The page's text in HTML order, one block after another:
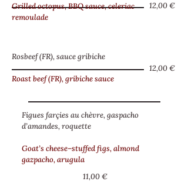
Grilled octopus, BBQ sauce, celeriac
remoulade
12,00 €
Rosbeef (FR), sauce gribiche
Roast beef (FR), gribiche sauce
12,00 €
Figues farçies au chèvre, gaspacho
d’amandes, roquette
Goat’s cheese–stuffed figs, almond
gazpacho, arugula
11,00 €